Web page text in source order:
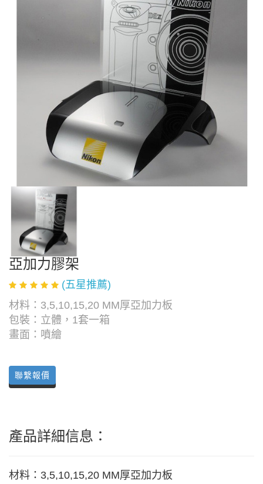
亞加力膠架
(五星推薦)
材料：3,5,10,15,20 MM厚亞加力板
包裝：立體，1套一箱
畫面：噴繪
聯繫報價
產品詳細信息：
材料：3,5,10,15,20 MM厚亞加力板